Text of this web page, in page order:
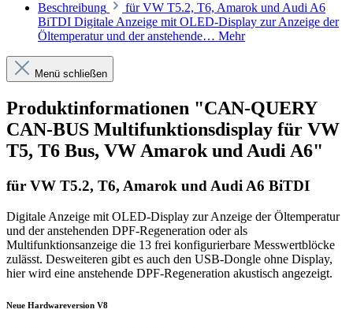
Beschreibung
für VW T5.2, T6, Amarok und Audi A6
BiTDI Digitale Anzeige mit OLED-Display zur Anzeige der
Öltemperatur und der anstehende… Mehr
Menü schließen
Produktinformationen "CAN-QUERY
CAN-BUS Multifunktionsdisplay für VW
T5, T6 Bus, VW Amarok und Audi A6"
für VW T5.2, T6, Amarok und Audi A6 BiTDI
Digitale Anzeige mit OLED-Display zur Anzeige der Öltemperatur
und der anstehenden DPF-Regeneration oder als
Multifunktionsanzeige die 13 frei konfigurierbare Messwertblöcke
zulässt. Desweiteren gibt es auch den USB-Dongle ohne Display,
hier wird eine anstehende DPF-Regeneration akustisch angezeigt.
Neue Hardwareversion V8